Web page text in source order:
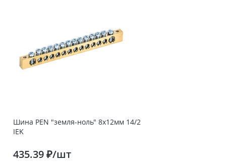
Шина PEN "земля-ноль" 8х12мм 14/2
IEK
435.39 ₽/шт